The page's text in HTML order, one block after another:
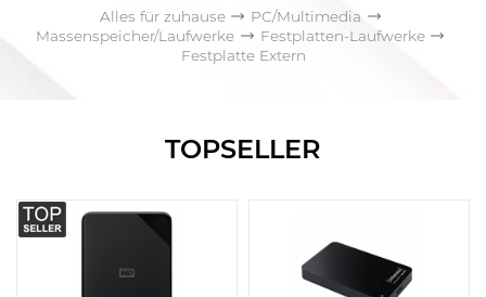
Alles für zuhause
PC/Multimedia
Massenspeicher/Laufwerke
Festplatten-Laufwerke
Festplatte Extern
TOPSELLER